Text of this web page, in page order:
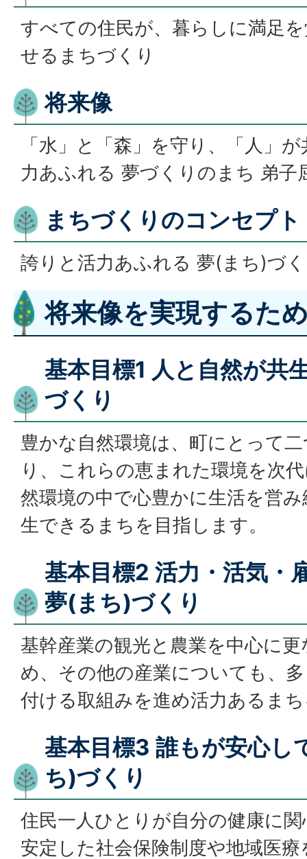
すべての住民が、暮らしに満足
せるまちづくり
将来像
「水」と「森」を守り、「人」
力あふれる 夢づくりのまち 弟子
まちづくりのコンセプト
誇りと活力あふれる 夢(まち)づ
将来像を実現するた
基本目標1 人と自然が共
づくり
豊かな自然環境は、町にとって
り、これらの恵まれた環境を次
然環境の中で心豊かに生活を営
生できるまちを目指します。
基本目標2 活力・活気・
夢(まち)づくり
基幹産業の観光と農業を中心に
め、その他の産業についても、
付ける取組みを進め活力あるま
基本目標3 誰もが安心し
ち)づくり
住民一人ひとりが自分の健康に
安定した社会保険制度や地域医